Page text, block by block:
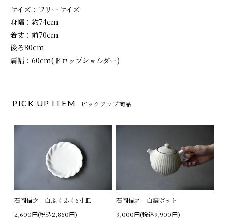
サイズ：フリーサイズ
身幅：約74cm
着丈：前70cm
後ろ80cm
肩幅：60cm(ドロップショルダー)
PICK UP ITEM ピックアップ商品
石岡信之 白ふくふく6寸皿
2,600円(税込2,860円)
石岡信之 白鎬ポット
9,000円(税込9,900円)